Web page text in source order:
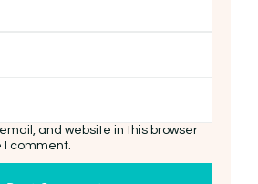
and website in this browser
I comment.